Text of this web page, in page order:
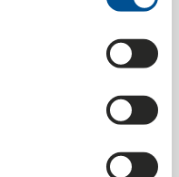
fabrication du papier